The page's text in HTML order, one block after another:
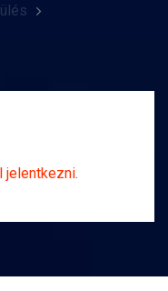
jelentkezni